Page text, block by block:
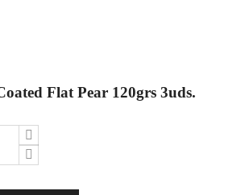
Flat Pear 120grs 3uds.